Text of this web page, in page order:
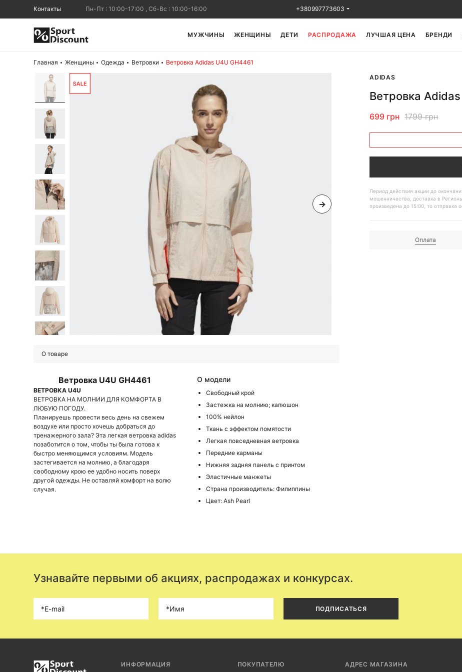
МУЖЧИНЫ ЖЕНЩИНЫ ДЕТИ РАСПРОДАЖА ЛУЧШАЯ ЦЕНА БРЕНДИ
+380997773603
Контакты Пн-Пт : 10:00-17:00 , Сб-Вс : 10:00-16:00
Главная Женщины Одежда Ветровки
Ветровка Adidas U4U GH4461
ADIDAS
Ветровка
699 грн 1799 грн
Период действия акции до
мошенничества, доставка в
произведена до 15:00, то отправка
Оплата
О товаре
Ветровка U4U GH4461
ВЕТРОВКА U4U
ВЕТРОВКА НА МОЛНИИ ДЛЯ КОМФОРТА В
ЛЮБУЮ ПОГОДУ.
Планируешь провести весь день на свежем
воздухе или просто хочешь добраться до
тренажерного зала? Эта легкая ветровка adidas
позаботится о том, чтобы ты была готова к
быстро меняющимся условиям. Модель
застегивается на молнию, а благодаря
свободному крою ее удобно носить поверх
другой одежды. Не оставляй комфорт на волю
случая.
О модели
Свободный крой
Застежка на молнию; капюшон
100% нейлон
Ткань с эффектом помятости
Легкая повседневная ветровка
Передние карманы
Нижняя задняя панель с принтом
Эластичные манжеты
Страна производитель: Филиппины
Цвет: Ash Pearl
Узнавайте первыми об акциях, распродажах и конкурсах.
ПОДПИСАТЬСЯ
ИНФОРМАЦИЯ ПОКУПАТЕЛЮ АДРЕС МАГАЗИНА